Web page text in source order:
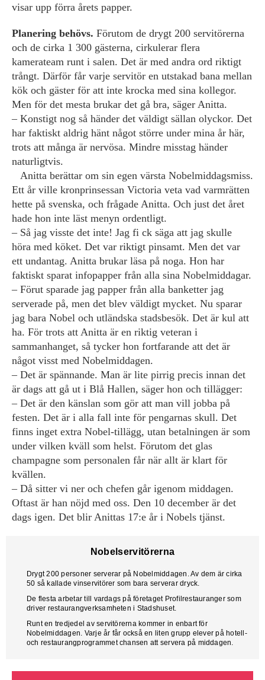
visar upp förra årets papper.
Planering behövs. Förutom de drygt 200 servitörerna
och de cirka 1 300 gästerna, cirkulerar flera
kamerateam runt i salen. Det är med andra ord riktigt
trångt. Därför får varje servitör en utstakad bana mellan
kök och gäster för att inte krocka med sina kollegor.
Men för det mesta brukar det gå bra, säger Anitta.
– Konstigt nog så händer det väldigt sällan olyckor. Det
har faktiskt aldrig hänt något större under mina år här,
trots att många är nervösa. Mindre misstag händer
naturligtvis.
Anitta berättar om sin egen värsta Nobelmiddagsmiss.
Ett år ville kronprinsessan Victoria veta vad varmrätten
hette på svenska, och frågade Anitta. Och just det året
hade hon inte läst menyn ordentligt.
– Så jag visste det inte! Jag fi ck säga att jag skulle
höra med köket. Det var riktigt pinsamt. Men det var
ett undantag. Anitta brukar läsa på noga. Hon har
faktiskt sparat infopapper från alla sina Nobelmiddagar.
– Förut sparade jag papper från alla banketter jag
serverade på, men det blev väldigt mycket. Nu sparar
jag bara Nobel och utländska stadsbesök. Det är kul att
ha. För trots att Anitta är en riktig veteran i
sammanhanget, så tycker hon fortfarande att det är
något visst med Nobelmiddagen.
– Det är spännande. Man är lite pirrig precis innan det
är dags att gå ut i Blå Hallen, säger hon och tillägger:
– Det är den känslan som gör att man vill jobba på
festen. Det är i alla fall inte för pengarnas skull. Det
finns inget extra Nobel-tillägg, utan betalningen är som
under vilken kväll som helst. Förutom det glas
champagne som personalen får när allt är klart för
kvällen.
– Då sitter vi ner och chefen går igenom middagen.
Oftast är han nöjd med oss. Den 10 december är det
dags igen. Det blir Anittas 17:e år i Nobels tjänst.
Nobelservitörerna
Drygt 200 personer serverar på Nobelmiddagen. Av dem är cirka
50 så kallade vinservitörer som bara serverar dryck.
De flesta arbetar till vardags på företaget Profilrestauranger som
driver restaurangverksamheten i Stadshuset.
Runt en tredjedel av servitörerna kommer in enbart för
Nobelmiddagen. Varje år får också en liten grupp elever på hotell-
och restaurangprogrammet chansen att servera på middagen.